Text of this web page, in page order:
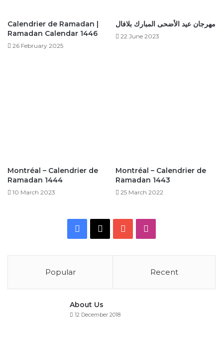
Calendrier de Ramadan |
Ramadan Calendar 1446
26 February 2025
مهرجان عيد الأضحى المبارك بلافال
22 June 2023
Montréal – Calendrier de
Ramadan 1444
10 March 2023
Montréal – Calendrier de
Ramadan 1443
25 March 2022
Facebook
X YouTube
Popular Recent
About Us
12 December 2018